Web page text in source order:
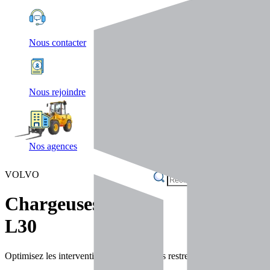
Nous contacter
Nous rejoindre
Nos agences
VOLVO
Chargeuses
L30
Optimisez les interventions en espaces très restreints avec la L30,